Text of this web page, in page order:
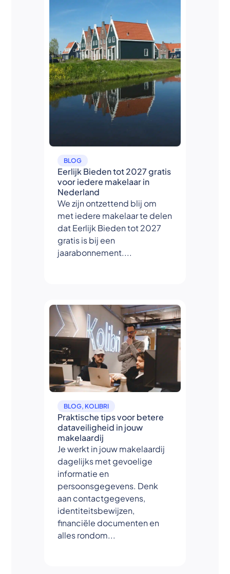
BLOG
Eerlijk Bieden tot 2027 gratis
voor iedere makelaar in
Nederland
We zijn ontzettend blij om
met iedere makelaar te delen
dat Eerlijk Bieden tot 2027
gratis is bij een
jaarabonnement....
BLOG, KOLIBRI
Praktische tips voor betere
dataveiligheid in jouw
makelaardij
Je werkt in jouw makelaardij
dagelijks met gevoelige
informatie en
persoonsgegevens. Denk
aan contactgegevens,
identiteitsbewijzen,
financiële documenten en
alles rondom...